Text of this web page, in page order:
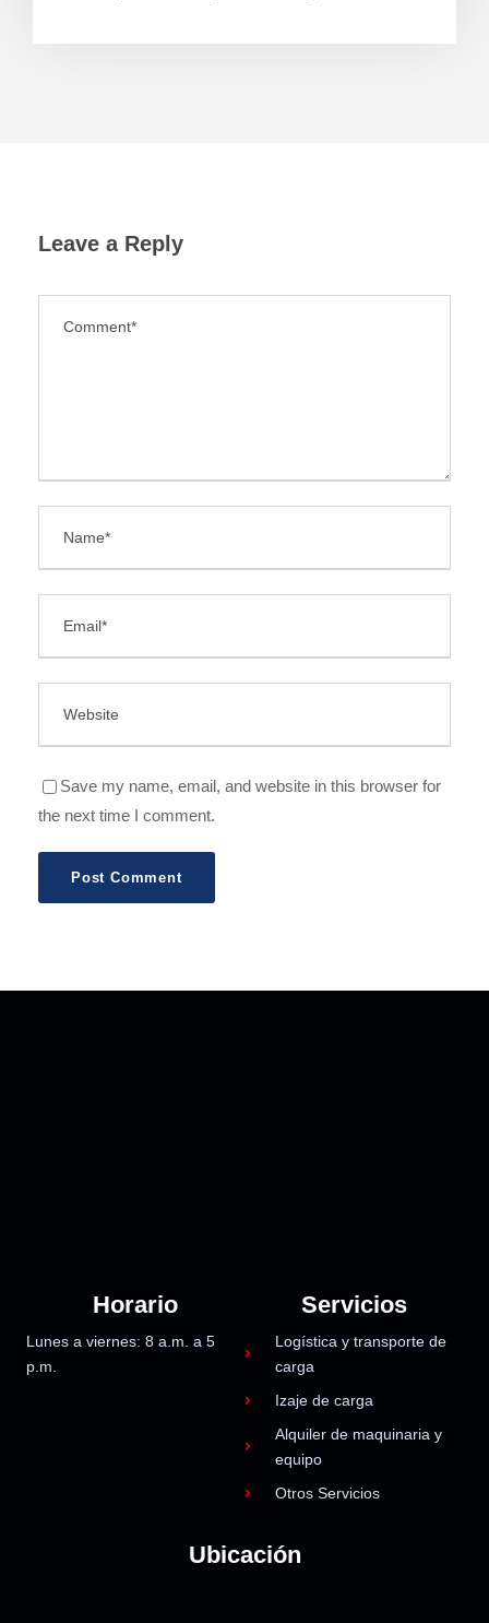
Leave a Reply
Save my name, email, and website in this browser for
the next time I comment.
Horario
Lunes a viernes: 8 a.m. a 5
p.m.
Servicios
Logística y transporte de
carga
Izaje de carga
Alquiler de maquinaria y
equipo
Otros Servicios
Ubicación